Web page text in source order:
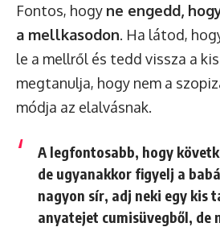
Fontos, hogy ne engedd,
a mellkasodon. Ha látod,
le a mellről és tedd vissza a
megtanulja, hogy nem a
módja az elalvásnak.
A legfontosabb, hogy
de ugyanakkor figyelj a
nagyon sír, adj neki egy kis
anyatejet cumisüvegből, de